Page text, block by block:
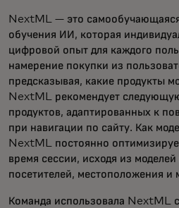
NextML — это самообучающаяся
обучения ИИ, которая
цифровой опыт для каждого
намерение покупки из
предсказывая, какие продукты
NextML рекомендует
продуктов, адаптированных к
при навигации по сайту. Как
NextML постоянно
время сессии, исходя из
посетителей, местоположения и
Команда использовала NextML